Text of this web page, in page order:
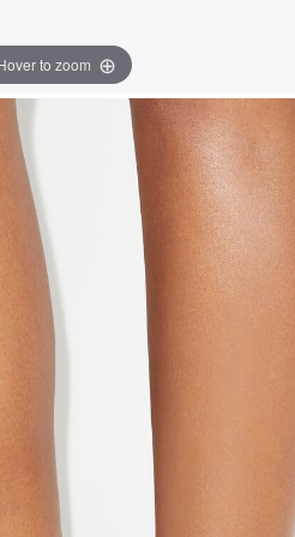
to zoom